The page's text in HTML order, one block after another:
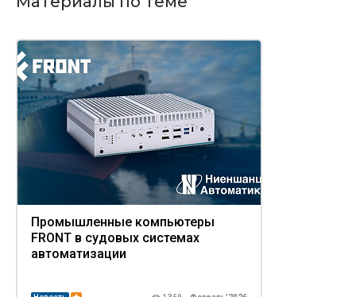
Промышленные компьютеры
FRONT в судовых системах
автоматизации